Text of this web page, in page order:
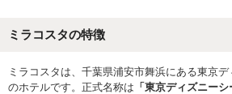
ミラコスタの特徴
ミラコスタは、千葉県浦安市舞浜にある東京
のホテルです。正式名称は 「東京ディズニー